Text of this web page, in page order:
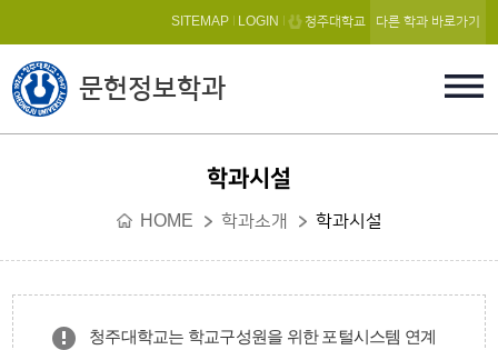
본문 바로가기
문헌정보학과
SITEMAP LOGIN 청주대학교 다른 학과 바로가기
학과시설
HOME 학과소개 학과시설
청주대학교는 학교구성원을 위한 포털시스템 연계